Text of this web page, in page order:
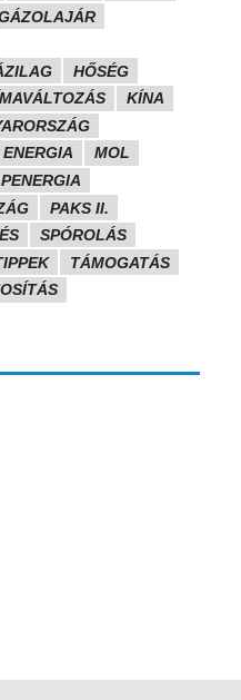
HŐSÉG
KÍNA
MOL
PAKS II.
SPÓROLÁS
TÁMOGATÁS